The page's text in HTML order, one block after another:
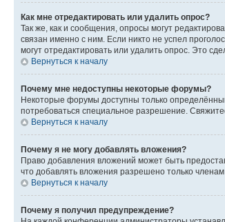
Как мне отредактировать или удалить опрос?
Так же, как и сообщения, опросы могут
связан именно с ним. Если никто не успел
могут отредактировать или удалить опрос. Это
Вернуться к началу
Почему мне недоступны некоторые форумы?
Некоторые форумы доступны только
потребоваться специальное разрешение.
Вернуться к началу
Почему я не могу добавлять вложения?
Право добавления вложений может быть
что добавлять вложения разрешено только
Вернуться к началу
Почему я получил предупреждение?